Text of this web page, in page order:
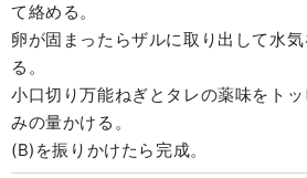
て絡める。
卵が固まったらザルに取り出して水
る。
小口切り万能ねぎとタレの薬味をト
みの量かける。
(B)を振りかけたら完成。